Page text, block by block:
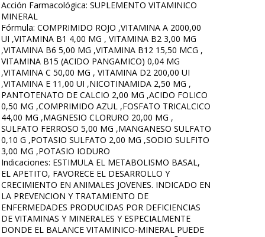
Acción Farmacológica: SUPLEMENTO VITAMINICO
MINERAL
Fórmula: COMPRIMIDO ROJO ,VITAMINA A 2000,00
UI ,VITAMINA B1 4,00 MG , VITAMINA B2 3,00 MG
,VITAMINA B6 5,00 MG ,VITAMINA B12 15,50 MCG ,
VITAMINA B15 (ACIDO PANGAMICO) 0,04 MG
,VITAMINA C 50,00 MG , VITAMINA D2 200,00 UI
,VITAMINA E 11,00 UI ,NICOTINAMIDA 2,50 MG ,
PANTOTENATO DE CALCIO 2,00 MG ,ACIDO FOLICO
0,50 MG ,COMPRIMIDO AZUL ,FOSFATO TRICALCICO
44,00 MG ,MAGNESIO CLORURO 20,00 MG ,
SULFATO FERROSO 5,00 MG ,MANGANESO SULFATO
0,10 G ,POTASIO SULFATO 2,00 MG ,SODIO SULFITO
3,00 MG ,POTASIO IODURO
Indicaciones: ESTIMULA EL METABOLISMO BASAL,
EL APETITO, FAVORECE EL DESARROLLO Y
CRECIMIENTO EN ANIMALES JOVENES. INDICADO EN
LA PREVENCION Y TRATAMIENTO DE
ENFERMEDADES PRODUCIDAS POR DEFICIENCIAS
DE VITAMINAS Y MINERALES Y ESPECIALMENTE
DONDE EL BALANCE VITAMINICO-MINERAL PUEDE